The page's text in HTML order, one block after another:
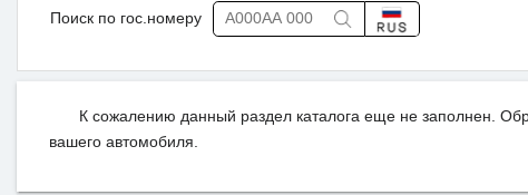
Поиск по гос.номеру
К сожалению данный раздел каталога еще не заполнен.
вашего автомобиля.